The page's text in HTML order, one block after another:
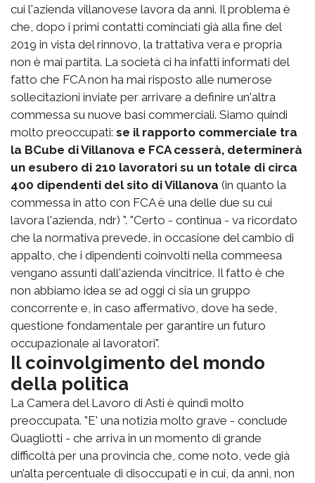
cui l'azienda villanovese lavora da anni. Il problema è
che, dopo i primi contatti cominciati già alla fine del
2019 in vista del rinnovo, la trattativa vera e propria
non è mai partita. La società ci ha infatti informati del
fatto che FCA non ha mai risposto alle numerose
sollecitazioni inviate per arrivare a definire un'altra
commessa su nuove basi commerciali. Siamo quindi
molto preoccupati: se il rapporto commerciale tra
la BCube di Villanova e FCA cesserà, determinerà
un esubero di 210 lavoratori su un totale di circa
400 dipendenti del sito di Villanova (in quanto la
commessa in atto con FCA è una delle due su cui
lavora l'azienda, ndr) ". "Certo - continua - va ricordato
che la normativa prevede, in occasione del cambio di
appalto, che i dipendenti coinvolti nella commeesa
vengano assunti dall'azienda vincitrice. Il fatto è che
non abbiamo idea se ad oggi ci sia un gruppo
concorrente e, in caso affermativo, dove ha sede,
questione fondamentale per garantire un futuro
occupazionale ai lavoratori".
Il coinvolgimento del mondo
della politica
La Camera del Lavoro di Asti è quindi molto
preoccupata. "E' una notizia molto grave - conclude
Quagliotti - che arriva in un momento di grande
difficoltà per una provincia che, come noto, vede già
un’alta percentuale di disoccupati e in cui, da anni, non